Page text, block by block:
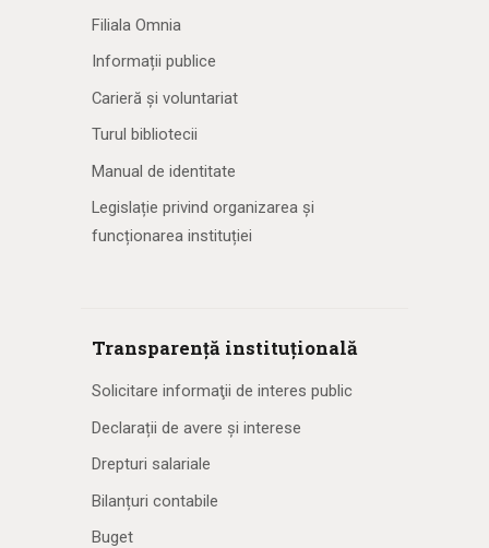
Filiala Omnia
Informații publice
Carieră și voluntariat
Turul bibliotecii
Manual de identitate
Legislație privind organizarea și
funcționarea instituției
Transparență instituțională
Solicitare informaţii de interes public
Declarații de avere și interese
Drepturi salariale
Bilanțuri contabile
Buget